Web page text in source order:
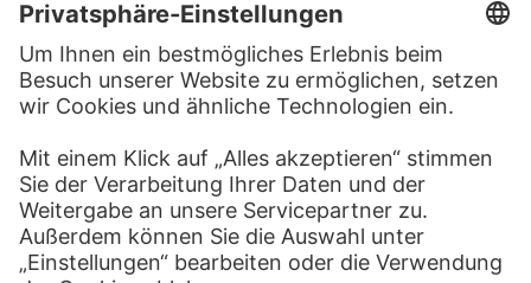
Impressum
Datenschutz
Copyright © 2026 Städel Museum
All rights reserved.
DIGITALE SAMMLUNG
Startseite
Werke
Künstler
Alben